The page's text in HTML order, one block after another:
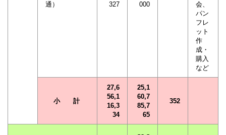
通）
327
000
会、
パン
フレ
ット
作
成・
購入
など
小 計
27,6
56,1
16,3
34
25,1
60,7
85,7
65
352